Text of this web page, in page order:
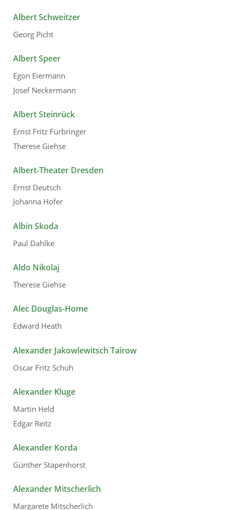
Albert Schweitzer
Georg Picht
Albert Speer
Egon Eiermann
Josef Neckermann
Albert Steinrück
Ernst Fritz Fürbringer
Therese Giehse
Albert-Theater Dresden
Ernst Deutsch
Johanna Hofer
Albin Skoda
Paul Dahlke
Aldo Nikolaj
Therese Giehse
Alec Douglas-Home
Edward Heath
Alexander Jakowlewitsch Tairow
Oscar Fritz Schuh
Alexander Kluge
Martin Held
Edgar Reitz
Alexander Korda
Günther Stapenhorst
Alexander Mitscherlich
Margarete Mitscherlich